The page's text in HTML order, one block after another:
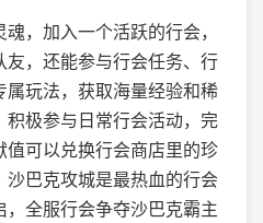
，加入一个活跃的行会，
，还能参与行会任务、行
玩法，获取海量经验和稀
极参与日常行会活动，完
可以兑换行会商店里的珍
巴克攻城是最热血的行会
全服行会争夺沙巴克霸主